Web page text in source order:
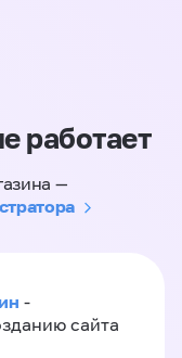
работает
—
-
сайта